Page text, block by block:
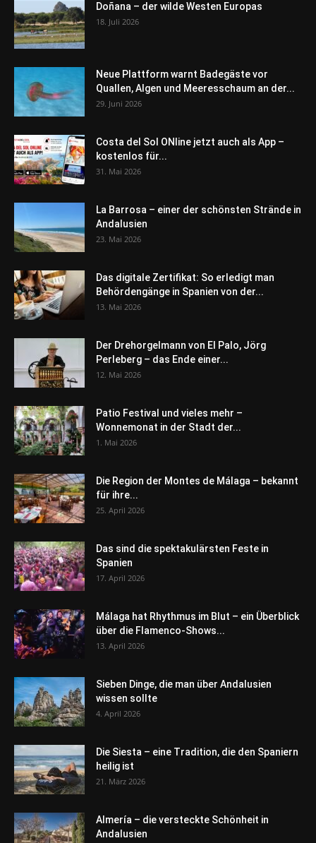
Doñana – der wilde Westen Europas
18. Juli 2026
Neue Plattform warnt Badegäste vor
Quallen, Algen und Meeresschaum an der...
29. Juni 2026
Costa del Sol ONline jetzt auch als App –
kostenlos für...
31. Mai 2026
La Barrosa – einer der schönsten Strände in
Andalusien
23. Mai 2026
Das digitale Zertifikat: So erledigt man
Behördengänge in Spanien von der...
13. Mai 2026
Der Drehorgelmann von El Palo, Jörg
Perleberg – das Ende einer...
12. Mai 2026
Patio Festival und vieles mehr –
Wonnemonat in der Stadt der...
1. Mai 2026
Die Region der Montes de Málaga – bekannt
für ihre...
25. April 2026
Das sind die spektakulärsten Feste in
Spanien
17. April 2026
Málaga hat Rhythmus im Blut – ein Überblick
über die Flamenco-Shows...
13. April 2026
Sieben Dinge, die man über Andalusien
wissen sollte
4. April 2026
Die Siesta – eine Tradition, die den Spaniern
heilig ist
21. März 2026
Almería – die versteckte Schönheit in
Andalusien